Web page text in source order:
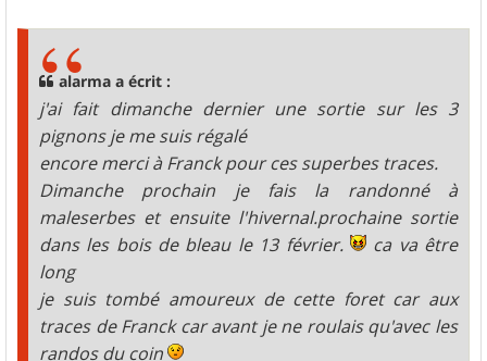
alarma a écrit :
j'ai fait dimanche dernier une sortie sur les 3
pignons je me suis régalé
encore merci à Franck pour ces superbes traces.
Dimanche prochain je fais la randonné à
maleserbes et ensuite l'hivernal.prochaine sortie
dans les bois de bleau le 13 février.
ca va être
long
je suis tombé amoureux de cette foret car aux
traces de Franck car avant je ne roulais qu'avec les
randos du coin